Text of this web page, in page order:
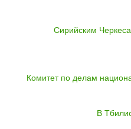
Сирийским
Комитет по делам
В